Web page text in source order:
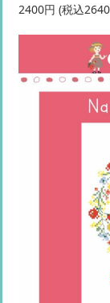
2400円 (税込